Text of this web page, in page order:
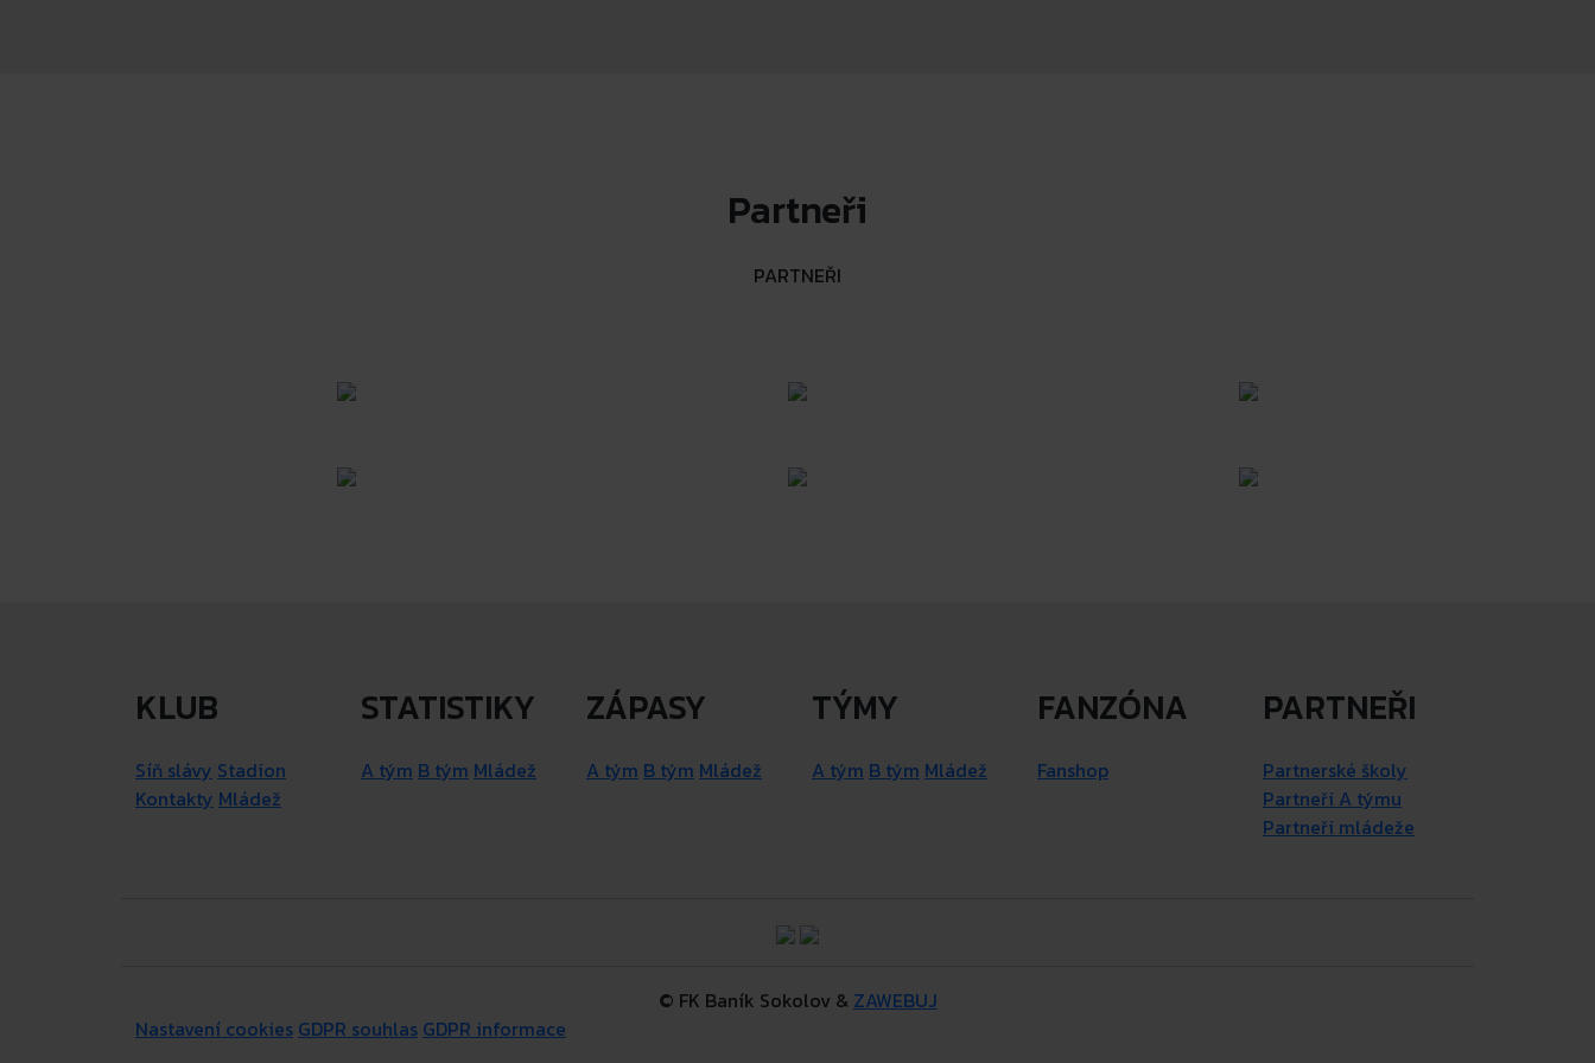
Partneři
PARTNEŘI
KLUB
Síň slávy Stadion
Kontakty Mládež
STATISTIKY
A tým B tým Mládež
ZÁPASY
A tým B tým Mládež
TÝMY
A tým B tým Mládež
FANZÓNA
Fanshop
PARTNEŘI
Partnerské školy
Partneři A týmu
Partneři mládeže
© FK Baník Sokolov & ZAWEBUJ
Nastavení cookies GDPR souhlas GDPR informace